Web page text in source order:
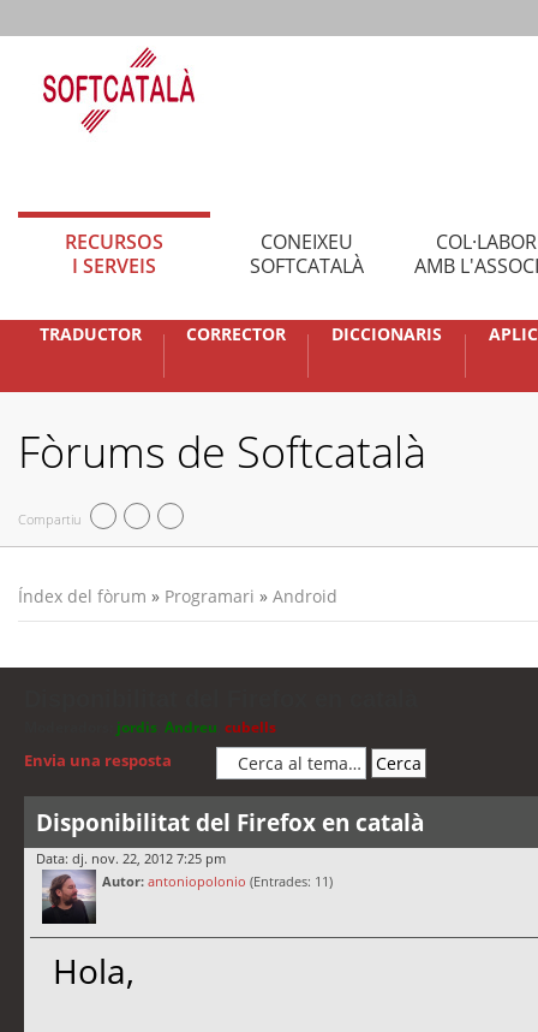
RECURSOS
I SERVEIS
CONEIXEU
SOFTCATALÀ
AMB
TRADUCTOR CORRECTOR DICCIONARIS
Fòrums de Softcatalà
Compartiu
Índex del fòrum » Programari » Android
jordis Andreu cubells
Envia una resposta
Disponibilitat del Firefox en català
Data: dj. nov. 22, 2012 7:25 pm
Autor: antoniopolonio (Entrades: 11)
Hola,